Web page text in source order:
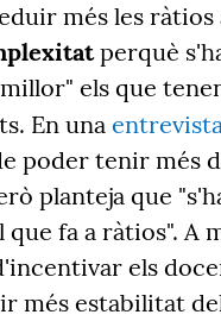
més les ràtios
perquè
els que
En una
poder tenir més
planteja que
que fa a ràtios". A
els
més estabilitat